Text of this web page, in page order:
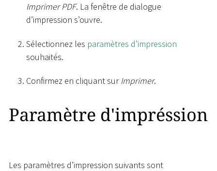
Imprimer PDF. La fenêtre de dialogue
d’impression s’ouvre.
Sélectionnez les paramètres d’impression
souhaités.
Confirmez en cliquant surImprimer.
Paramètre d'impréssion
Les paramètres d’impression suivants sont